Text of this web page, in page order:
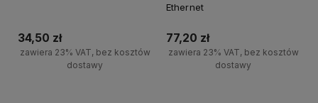
34,50 zł
zawiera 23% VAT, bez kosztów
dostawy
Ethernet
77,20 zł
zawiera 23% VAT, bez kosztów
dostawy